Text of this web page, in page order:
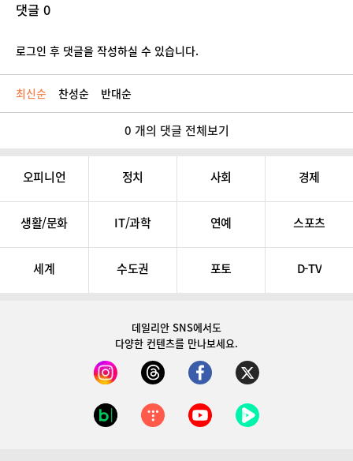
댓글 0
로그인 후 댓글을 작성하실 수 있습니다.
최신순 찬성순 반대순
0 개의 댓글 전체보기
오피니언 정치 사회 경제
생활/문화 IT/과학 연예 스포츠
세계 수도권 포토 D-TV
데일리안 SNS에서도
다양한 컨텐츠를 만나보세요.